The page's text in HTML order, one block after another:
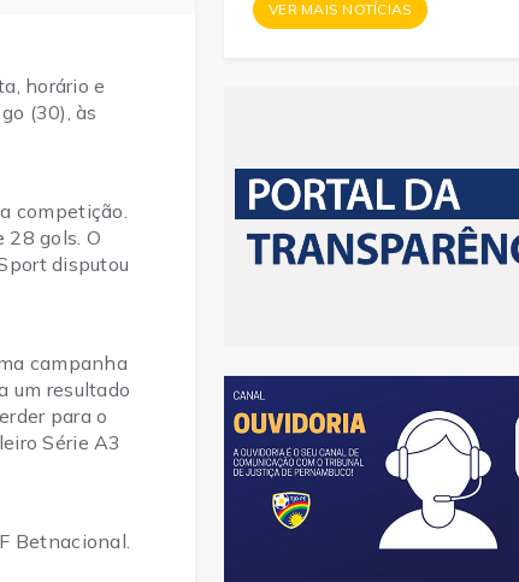
horário e
(30), às
competição.
28 gols. O
disputou
campanha
um resultado
para o
Série A3
Betnacional.
VER MAIS NOTÍCIAS